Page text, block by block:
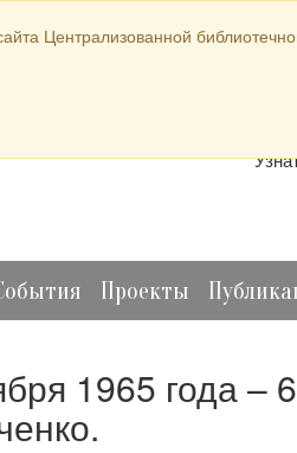
Проекты
1965 года –
Централизованной